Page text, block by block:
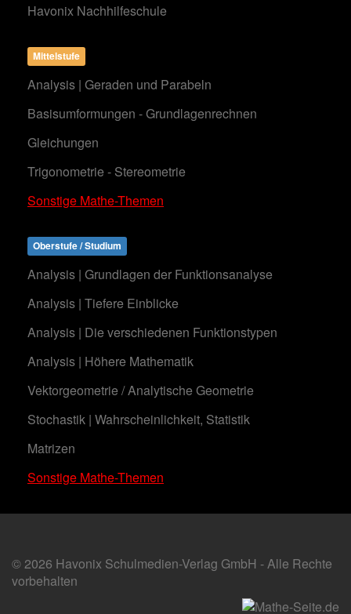
Havonix Nachhilfeschule
Mittelstufe
Analysis | Geraden und Parabeln
Basisumformungen - Grundlagenrechnen
Gleichungen
Trigonometrie - Stereometrie
Sonstige Mathe-Themen
Oberstufe / Studium
Analysis | Grundlagen der Funktionsanalyse
Analysis | Tiefere Einblicke
Analysis | Die verschiedenen Funktionstypen
Analysis | Höhere Mathematik
Vektorgeometrie / Analytische Geometrie
Stochastik | Wahrscheinlichkeit, Statistik
Matrizen
Sonstige Mathe-Themen
© 2026 Havonix Schulmedien-Verlag GmbH - Alle Rechte
vorbehalten